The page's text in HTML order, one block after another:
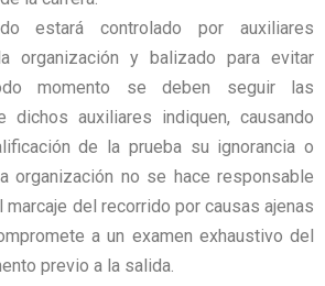
estará controlado por auxiliares
organización y balizado para evitar
momento se deben seguir las
dichos auxiliares indiquen, causando
de la prueba su ignorancia o
organización no se hace responsable
marcaje del recorrido por causas ajenas
a un examen exhaustivo del
previo a la salida.